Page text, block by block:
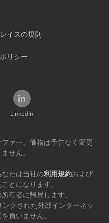
イスの規則
リシー
LinkedIn
ァー、価格は予告なく変更
せん。
たは当社の利用規約および
とになります。
有者に帰属します。
クされた外部インターネッ
負いません。